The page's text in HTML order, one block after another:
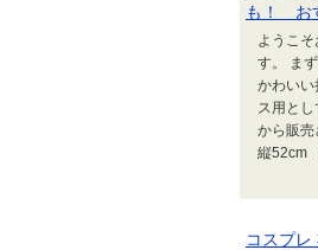
も！ お
ようこ
す。 ま
かわいい
ス用と
から販売
縦52cm
コスプ